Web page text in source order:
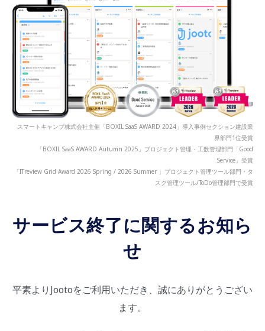
スマートキャンプ株式会社主催「BOXIL SaaS AWARD 2024」導入事例セクション建設業
界部門1位受賞
「BOXIL SaaS AWARD Autumn 2025」プロジェクト管理・工数管理部門「Good
Service」受賞
「ITreview Grid Award 2026 Spring / 2026 Summer 」プロジェクト管理ツール部門・タ
スク管理ツール/ToDo管理部門で受賞
サービス終了に関するお知ら
せ
平素よりJootoをご利用いただき、誠にありがとうござい
ます。